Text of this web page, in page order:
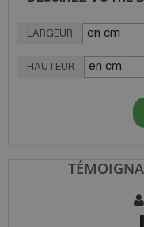
LARGEUR
HAUTEUR